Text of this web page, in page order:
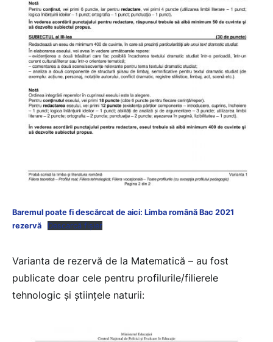
Baremul poate fi descărcat de aici: Limba română Bac 2021
rezervă
Descarcă fișier
Varianta de rezervă de la Matematică – au fost
publicate doar cele pentru profilurile/filierele
tehnologic și științele naturii: